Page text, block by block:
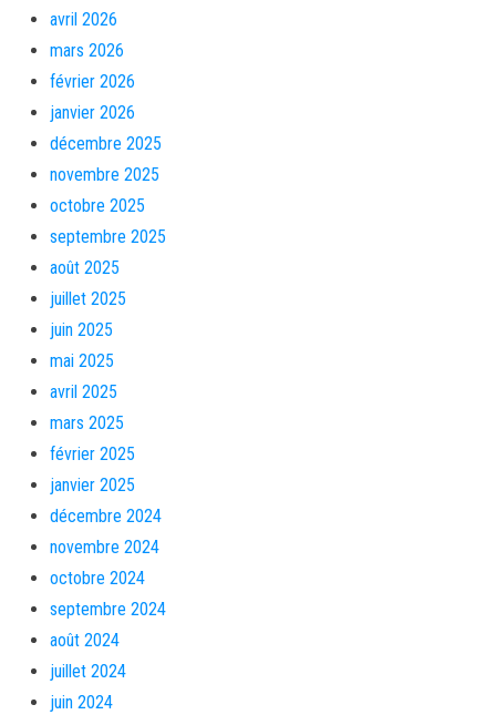
avril 2026
mars 2026
février 2026
janvier 2026
décembre 2025
novembre 2025
octobre 2025
septembre 2025
août 2025
juillet 2025
juin 2025
mai 2025
avril 2025
mars 2025
février 2025
janvier 2025
décembre 2024
novembre 2024
octobre 2024
septembre 2024
août 2024
juillet 2024
juin 2024